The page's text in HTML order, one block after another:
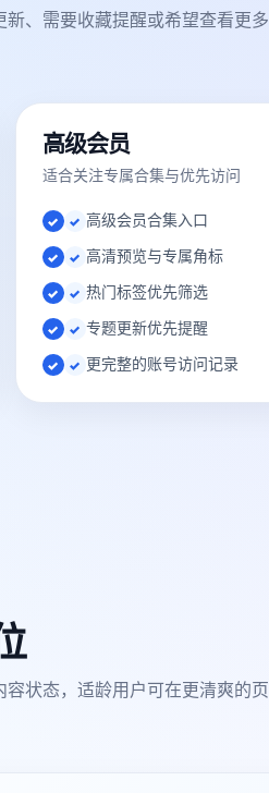
、需要收藏提醒或希望查看更多
高级会员
适合关注专属合集与优先访问
✓ 高级会员合集入口
✓ 高清预览与专属角标
✓ 热门标签优先筛选
✓ 专题更新优先提醒
✓ 更完整的账号访问记录
状态，适龄用户可在更清爽的页